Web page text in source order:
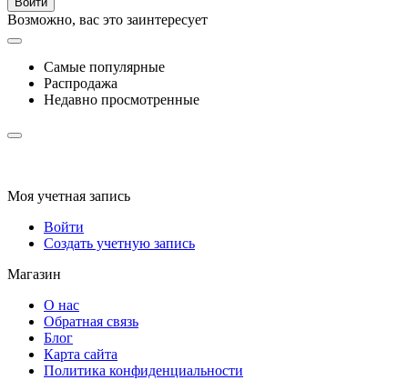
Возможно, вас это заинтересует
Самые популярные
Распродажа
Недавно просмотренные
Моя учетная запись
Войти
Создать учетную запись
Магазин
О нас
Обратная связь
Блог
Карта сайта
Политика конфиденциальности